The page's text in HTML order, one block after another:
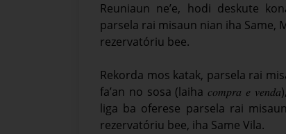
Reuniaun ne’e, hodi deskute
parsela rai misaun nian iha Same,
rezervatóriu bee.
Rekorda mos katak, parsela rai
fa’an no sosa (laiha 𝑐𝑜𝑚𝑝𝑟𝑎 𝑒
liga ba oferese parsela rai
rezervatóriu bee, iha Same Vila.